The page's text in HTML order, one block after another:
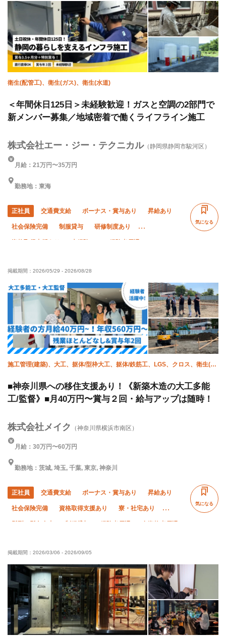
衛生(配管工)、衛生(ガス)、衛生(水道)
＜年間休日125日＞未経験歓迎！ガスと空調の2部門で
新メンバー募集／地域密着で働くライフライン施工
株式会社エー・ジー・テクニカル（静岡県静岡市駿河区）
月給：21万円〜35万円
勤務地：東海
正社員 交通費支給 ボーナス・賞与あり 昇給あり
社会保険完備 制服貸与 研修制度あり
年末年始休暇 車・バイク通勤OK
気になる
掲載期間： 2026/05/29 - 2026/08/28
施工管理(建築)、大工、躯体/型枠大工、躯体/鉄筋工、LGS、クロス、衛生(水
■神奈川県への移住支援あり！《新築木造の大工多能
工/監督》■月40万円〜賞与２回・給与アップは随時！
株式会社メイク （神奈川県横浜市南区）
月給：30万円〜60万円
勤務地：茨城, 埼玉, 千葉, 東京, 神奈川
正社員 交通費支給 ボーナス・賞与あり 昇給あり
社会保険完備 資格取得支援あり 寮・社宅あり
髪型・髪色自由 制服貸与 経験者優遇 有資格者優遇
年末年始休暇 車・バイク通勤OK
気になる
掲載期間： 2026/03/06 - 2026/09/05